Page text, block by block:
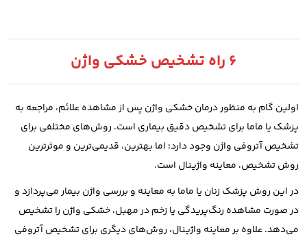
6 راه تشخیص خشکی واژن
اولین گام به منظور درمان خشکی واژن پس از مشاهده علائم، مراجعه به
پزشک یا ماما برای تشخیص دقیق بیماری است. روش‌های مختلفی برای
تشخیص آتروفی واژن وجود دارد؛ اما بهترین، قدیمی‌ترین و موثرترین
روش تشخیص، معاینه واژینال است.
در این روش پزشک زنان یا ماما به معاینه و بررسی واژن بیمار می‌پردازد و
در صورت مشاهده رنگ‌پریدگی یا زخم در مهبل، خشکی واژن را تشخیص
می‌دهد. علاوه بر معاینه واژینال، روش‌های دیگری برای تشخیص آتروفی